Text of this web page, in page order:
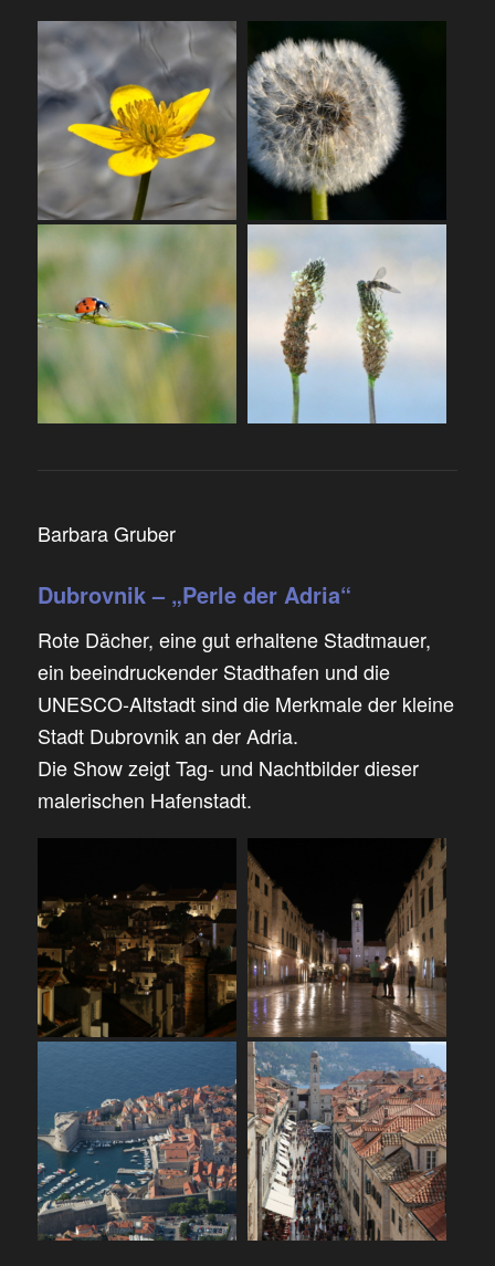
Barbara Gruber
Dubrovnik – „Perle der Adria“
Rote Dächer, eine gut erhaltene Stadtmauer,
ein beeindruckender Stadthafen und die
UNESCO-Altstadt sind die Merkmale der kleine
Stadt Dubrovnik an der Adria.
Die Show zeigt Tag- und Nachtbilder dieser
malerischen Hafenstadt.